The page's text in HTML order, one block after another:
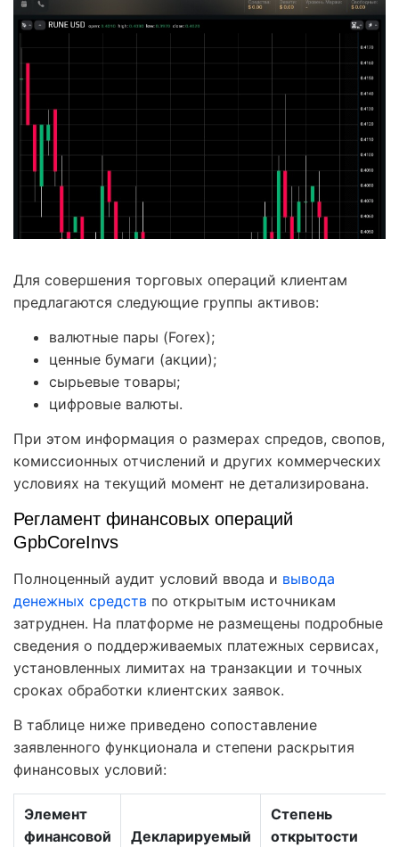
Для совершения торговых операций клиентам
предлагаются следующие группы активов:
валютные пары (Forex);
ценные бумаги (акции);
сырьевые товары;
цифровые валюты.
При этом информация о размерах спредов, свопов,
комиссионных отчислений и других коммерческих
условиях на текущий момент не детализирована.
Регламент финансовых операций
GpbCoreInvs
Полноценный аудит условий ввода и вывода
денежных средств по открытым источникам
затруднен. На платформе не размещены подробные
сведения о поддерживаемых платежных сервисах,
установленных лимитах на транзакции и точных
сроках обработки клиентских заявок.
В таблице ниже приведено сопоставление
заявленного функционала и степени раскрытия
финансовых условий:
Элемент
финансовой
Декларируемый
Степень
открытости